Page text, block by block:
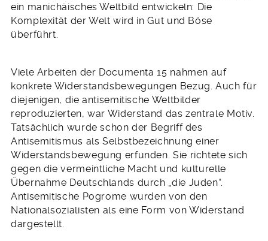
ein manichäisches Weltbild entwickeln: Die
Komplexität der Welt wird in Gut und Böse
überführt.
Viele Arbeiten der Documenta 15 nahmen auf
konkrete Widerstandsbewegungen Bezug. Auch für
diejenigen, die antisemitische Weltbilder
reproduzierten, war Widerstand das zentrale Motiv.
Tatsächlich wurde schon der Begriff des
Antisemitismus als Selbstbezeichnung einer
Widerstandsbewegung erfunden. Sie richtete sich
gegen die vermeintliche Macht und kulturelle
Übernahme Deutschlands durch „die Juden“.
Antisemitische Pogrome wurden von den
Nationalsozialisten als eine Form von Widerstand
dargestellt.